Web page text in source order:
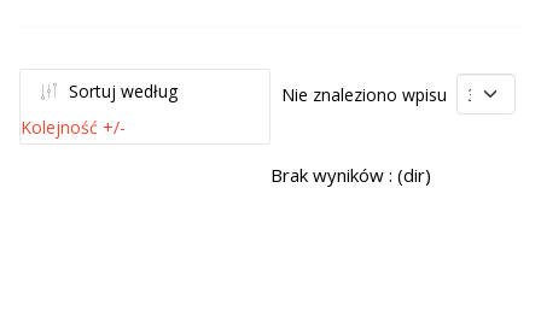
Sortuj według
Kolejność +/-
Nie znaleziono wpisu
Brak wyników : (dir)